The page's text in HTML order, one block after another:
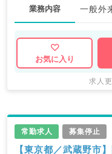
業務内容 一般外
お気に入り
求人
常勤求人 募集停止
【東京都／武蔵野市